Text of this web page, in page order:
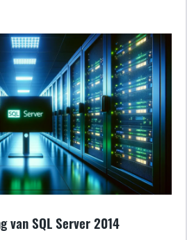
van SQL Server 2014